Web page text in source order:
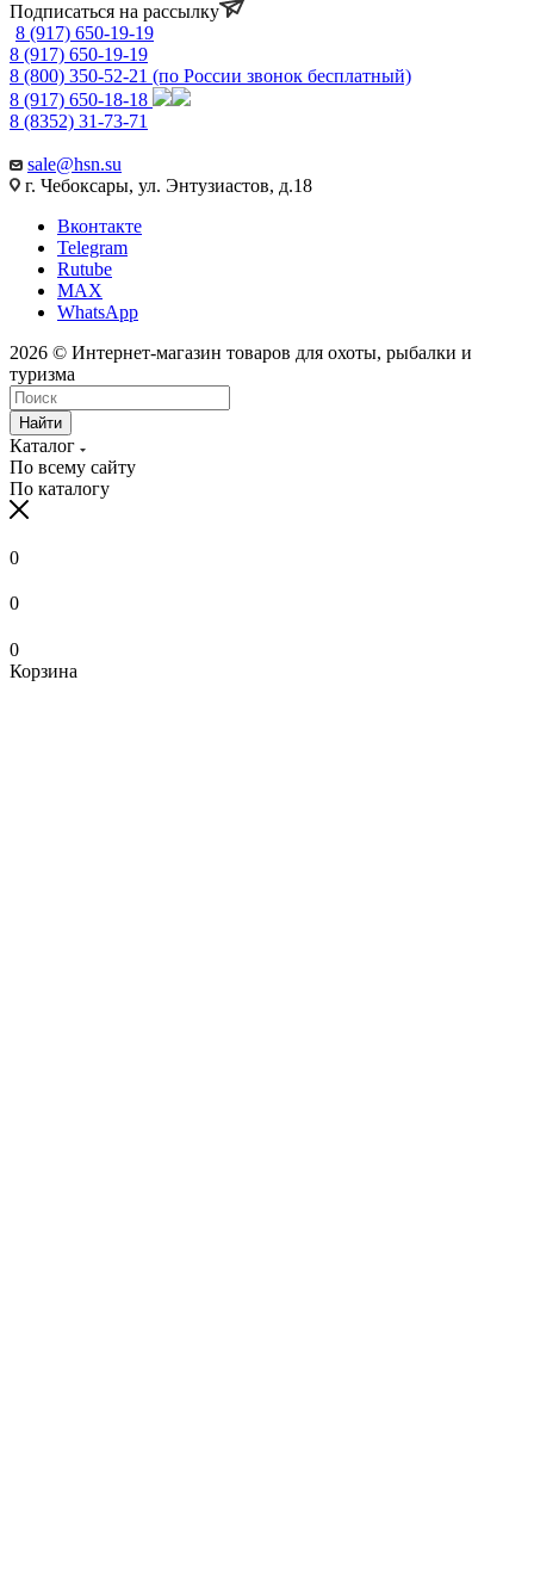
Подписаться на рассылку
8 (917) 650-19-19
8 (917) 650-19-19
8 (800) 350-52-21 (по России звонок бесплатный)
8 (917) 650-18-18
8 (8352) 31-73-71
sale@hsn.su
г. Чебоксары, ул. Энтузиастов, д.18
Вконтакте
Telegram
Rutube
MAX
WhatsApp
2026 © Интернет-магазин товаров для охоты, рыбалки и
туризма
Найти
Каталог
По всему сайту
По каталогу
0
0
0
Корзина